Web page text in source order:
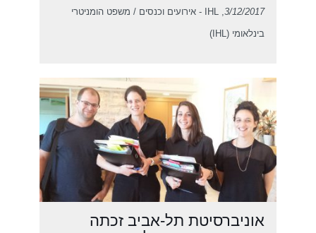
3/12/2017 , IHL - אירועים וכנסים / משפט הומניטרי
בינלאומי (IHL)
אוניברסיטת תל-אביב זכתה